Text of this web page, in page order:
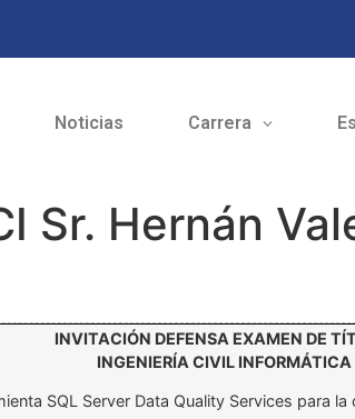
Noticias Carrera
Sr. Hernán
INVITACIÓN DEFENSA EXAMEN DE
INGENIERÍA CIVIL INFORMÁTICA
SQL Server Data Quality Services para